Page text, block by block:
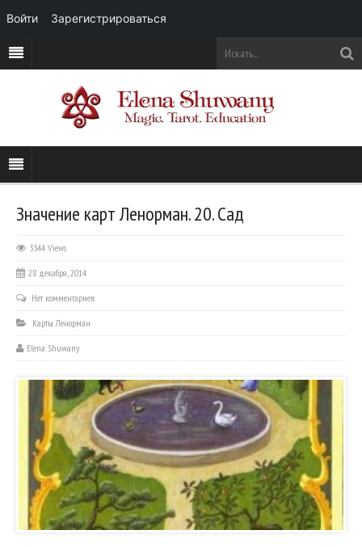
Значение карт Ленорман. 20. Сад
3344 Views
28 декабря, 2014
Нет комментариев
Карты Ленорман
Elena Shuwany
Войти Зарегистрироваться